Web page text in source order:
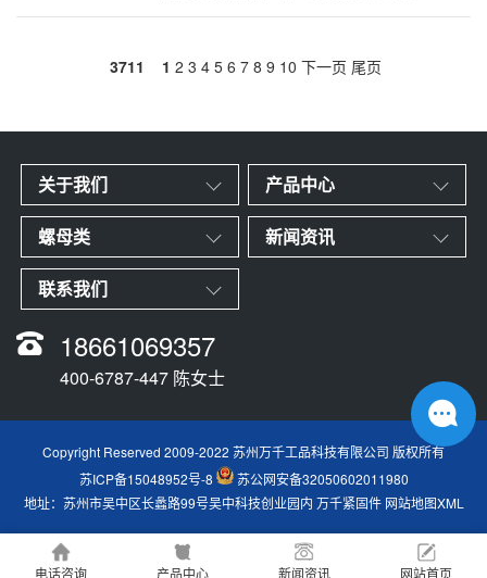
3711 1 2 3 4 5 6 7 8 9 10 下一页 尾页
关于我们 产品中心
螺母类 新闻资讯
联系我们
18661069357
400-6787-447 陈女士
Copyright Reserved 2009-2022 苏州万千工品科技有限公司 版权所有
苏ICP备15048952号-8
苏公网安备32050602011980
地址：苏州市吴中区长蠡路99号吴中科技创业园内 万千紧固件 网站地图XML
电话咨询 产品中心 新闻资讯 网站首页